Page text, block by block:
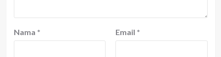
Nama * Email *